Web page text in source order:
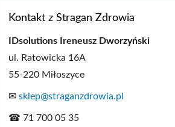
Kontakt z Stragan Zdrowia
IDsolutions Ireneusz Dworzyński
ul. Ratowicka 16A
55-220 Miłoszyce
✉ sklep@straganzdrowia.pl
☎ 71 700 05 35